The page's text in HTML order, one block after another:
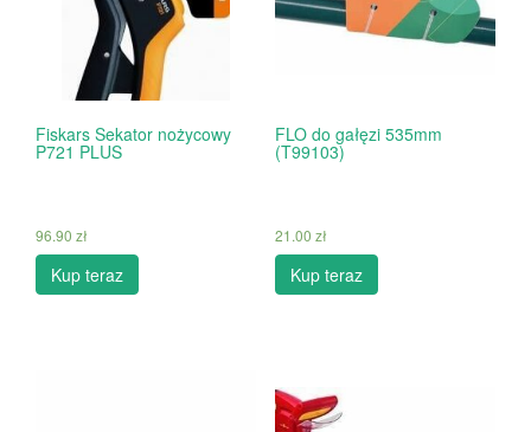
Fiskars Sekator nożycowy
P721 PLUS
96.90 zł
Kup teraz
FLO do gałęzi 535mm
(T99103)
21.00 zł
Kup teraz